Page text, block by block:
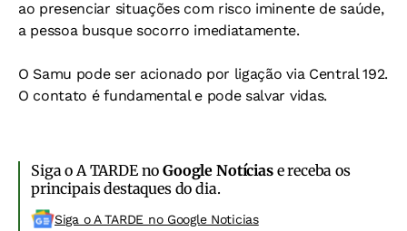
ao presenciar situações com risco iminente de saúde,
a pessoa busque socorro imediatamente.
O Samu pode ser acionado por ligação via Central 192.
O contato é fundamental e pode salvar vidas.
Siga o A TARDE noGoogle Notíciase receba os
principais destaques do dia.
Siga o A TARDE no Google Noticias